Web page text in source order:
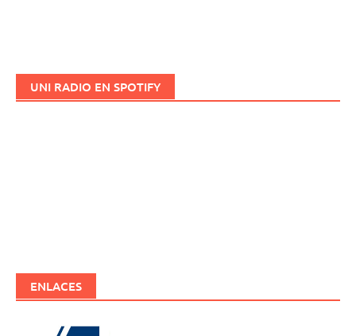
UNI RADIO EN SPOTIFY
ENLACES